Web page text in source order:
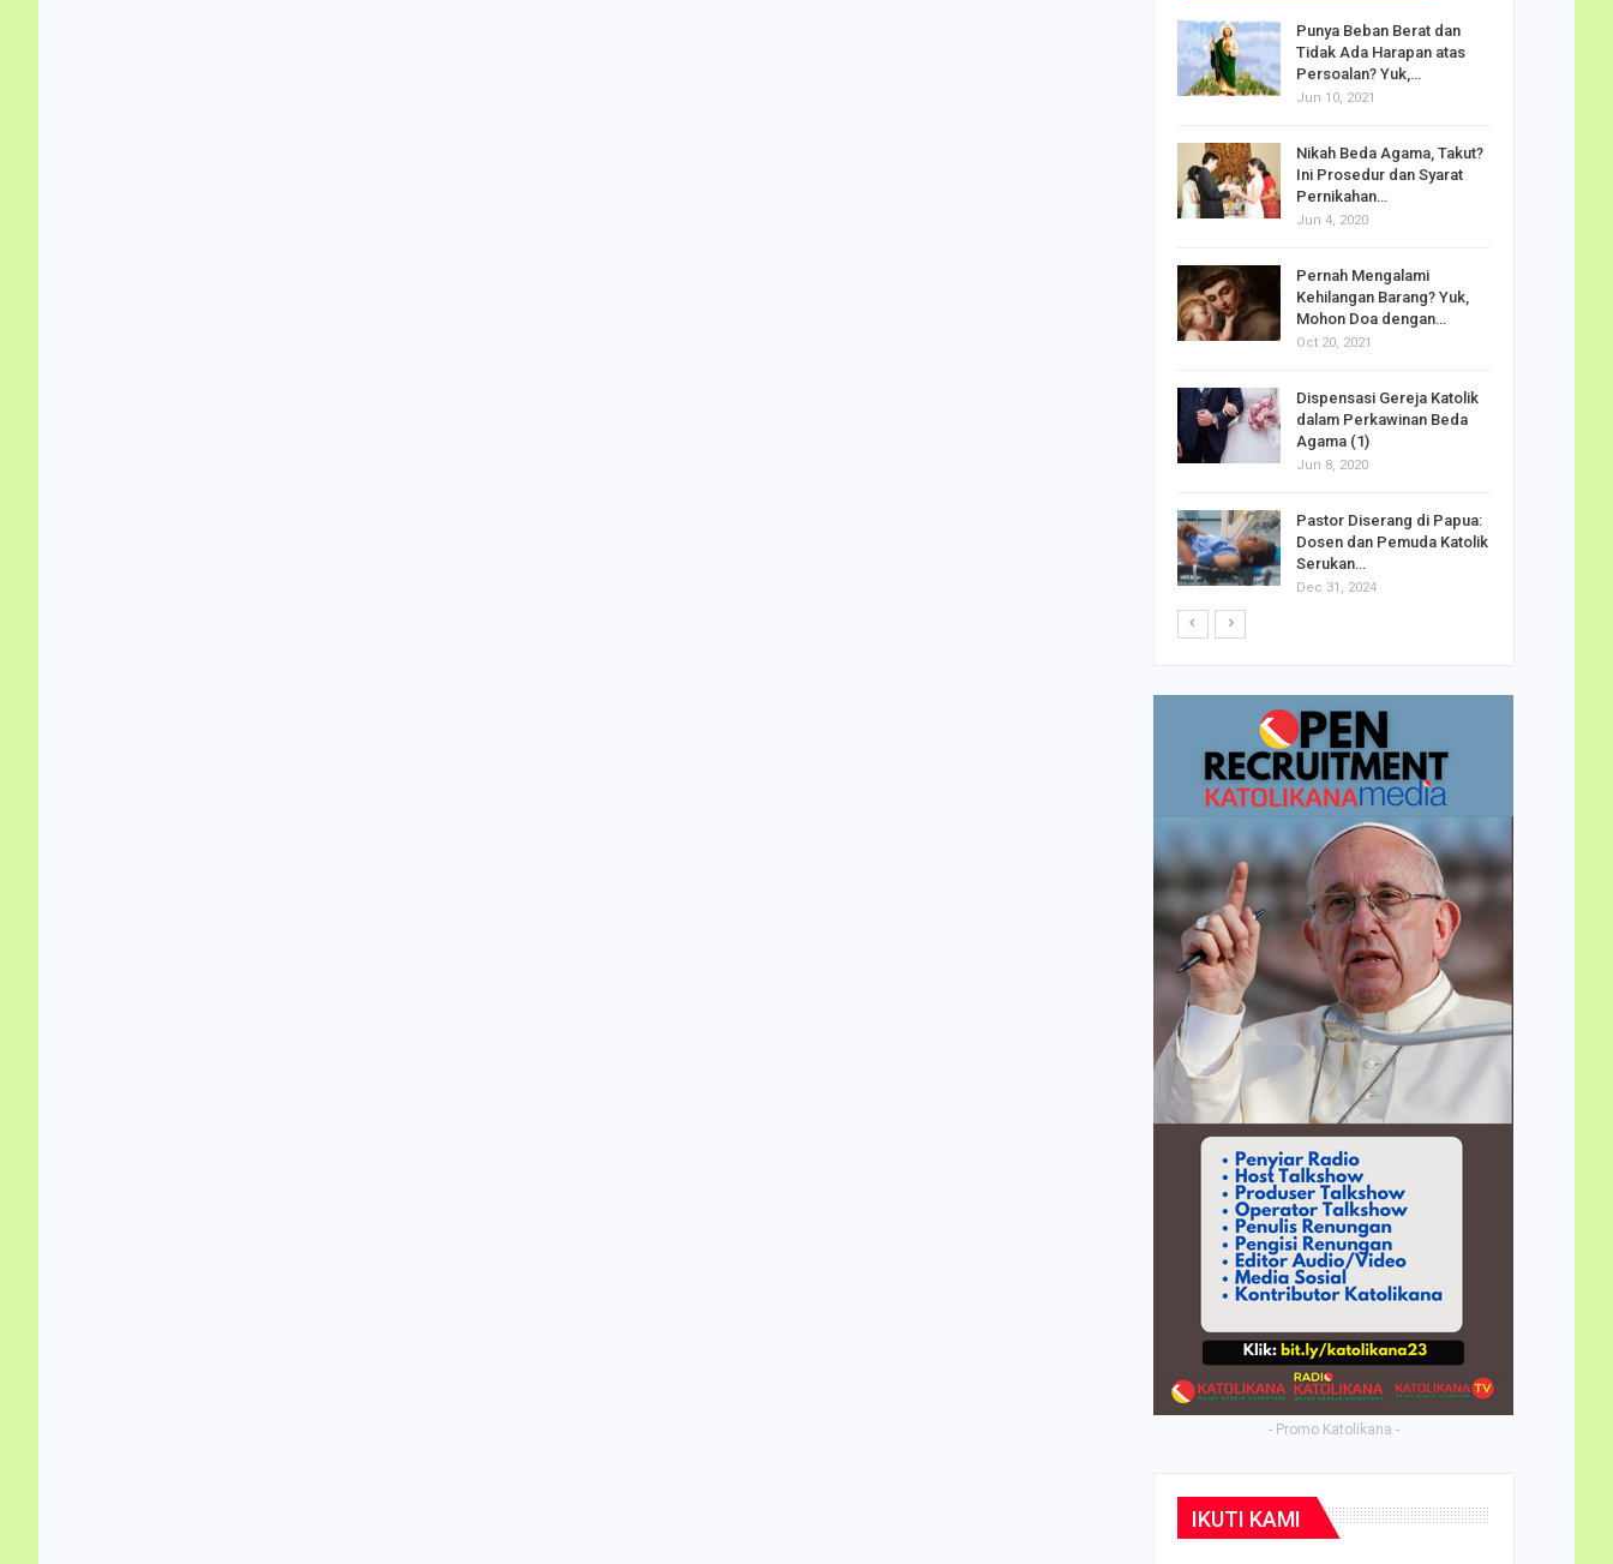
Punya Beban Berat dan
Tidak Ada Harapan atas
Persoalan? Yuk,…
Jun 10, 2021
Nikah Beda Agama, Takut?
Ini Prosedur dan Syarat
Pernikahan…
Jun 4, 2020
Pernah Mengalami
Kehilangan Barang? Yuk,
Mohon Doa dengan…
Oct 20, 2021
Dispensasi Gereja Katolik
dalam Perkawinan Beda
Agama (1)
Jun 8, 2020
Pastor Diserang di Papua:
Dosen dan Pemuda Katolik
Serukan…
Dec 31, 2024
- Promo Katolikana -
IKUTI KAMI